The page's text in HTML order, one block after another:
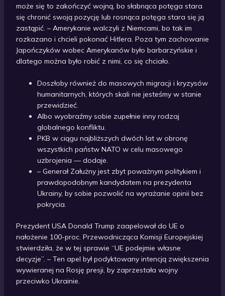
może się to zakończyć wojną, bo słabnąca potęga stara
się chronić swoją pozycję lub rosnąca potęga stara się ją
zastąpić. – Amerykanie walczyli z Niemcami, bo tak im
rozkazano i chcieli pokonać Hitlera. Poza tym zachowanie
Japończyków wobec Amerykanów było barbarzyńskie i
dlatego można było robić z nimi, co się chciało.
Doszłoby również do masowych migracji i kryzysów
humanitarnych, których skali nie jesteśmy w stanie
przewidzieć.
Albo wyobraźmy sobie zupełnie inny rodzaj
globalnego konfliktu.
PKB w ciągu najbliższych dwóch lat w obronę
wszystkich państw NATO w celu masowego
uzbrojenia — dodaje.
– Generał Załużny jest zbyt poważnym politykiem i
prawdopodobnym kandydatem na prezydenta
Ukrainy, by sobie pozwolić na wyrażanie opinii bez
pokrycia.
Prezydent USA Donald Trump zaapelował do UE o
nałożenie 100-proc. Przewodnicząca Komisji Europejskiej
stwierdziła, że w tej sprawie “UE podejmie własne
decyzje”. – Ten apel był podyktowany intencją zwiększenia
wywieranej na Rosję presji, by zaprzestała wojny
przeciwko Ukrainie.